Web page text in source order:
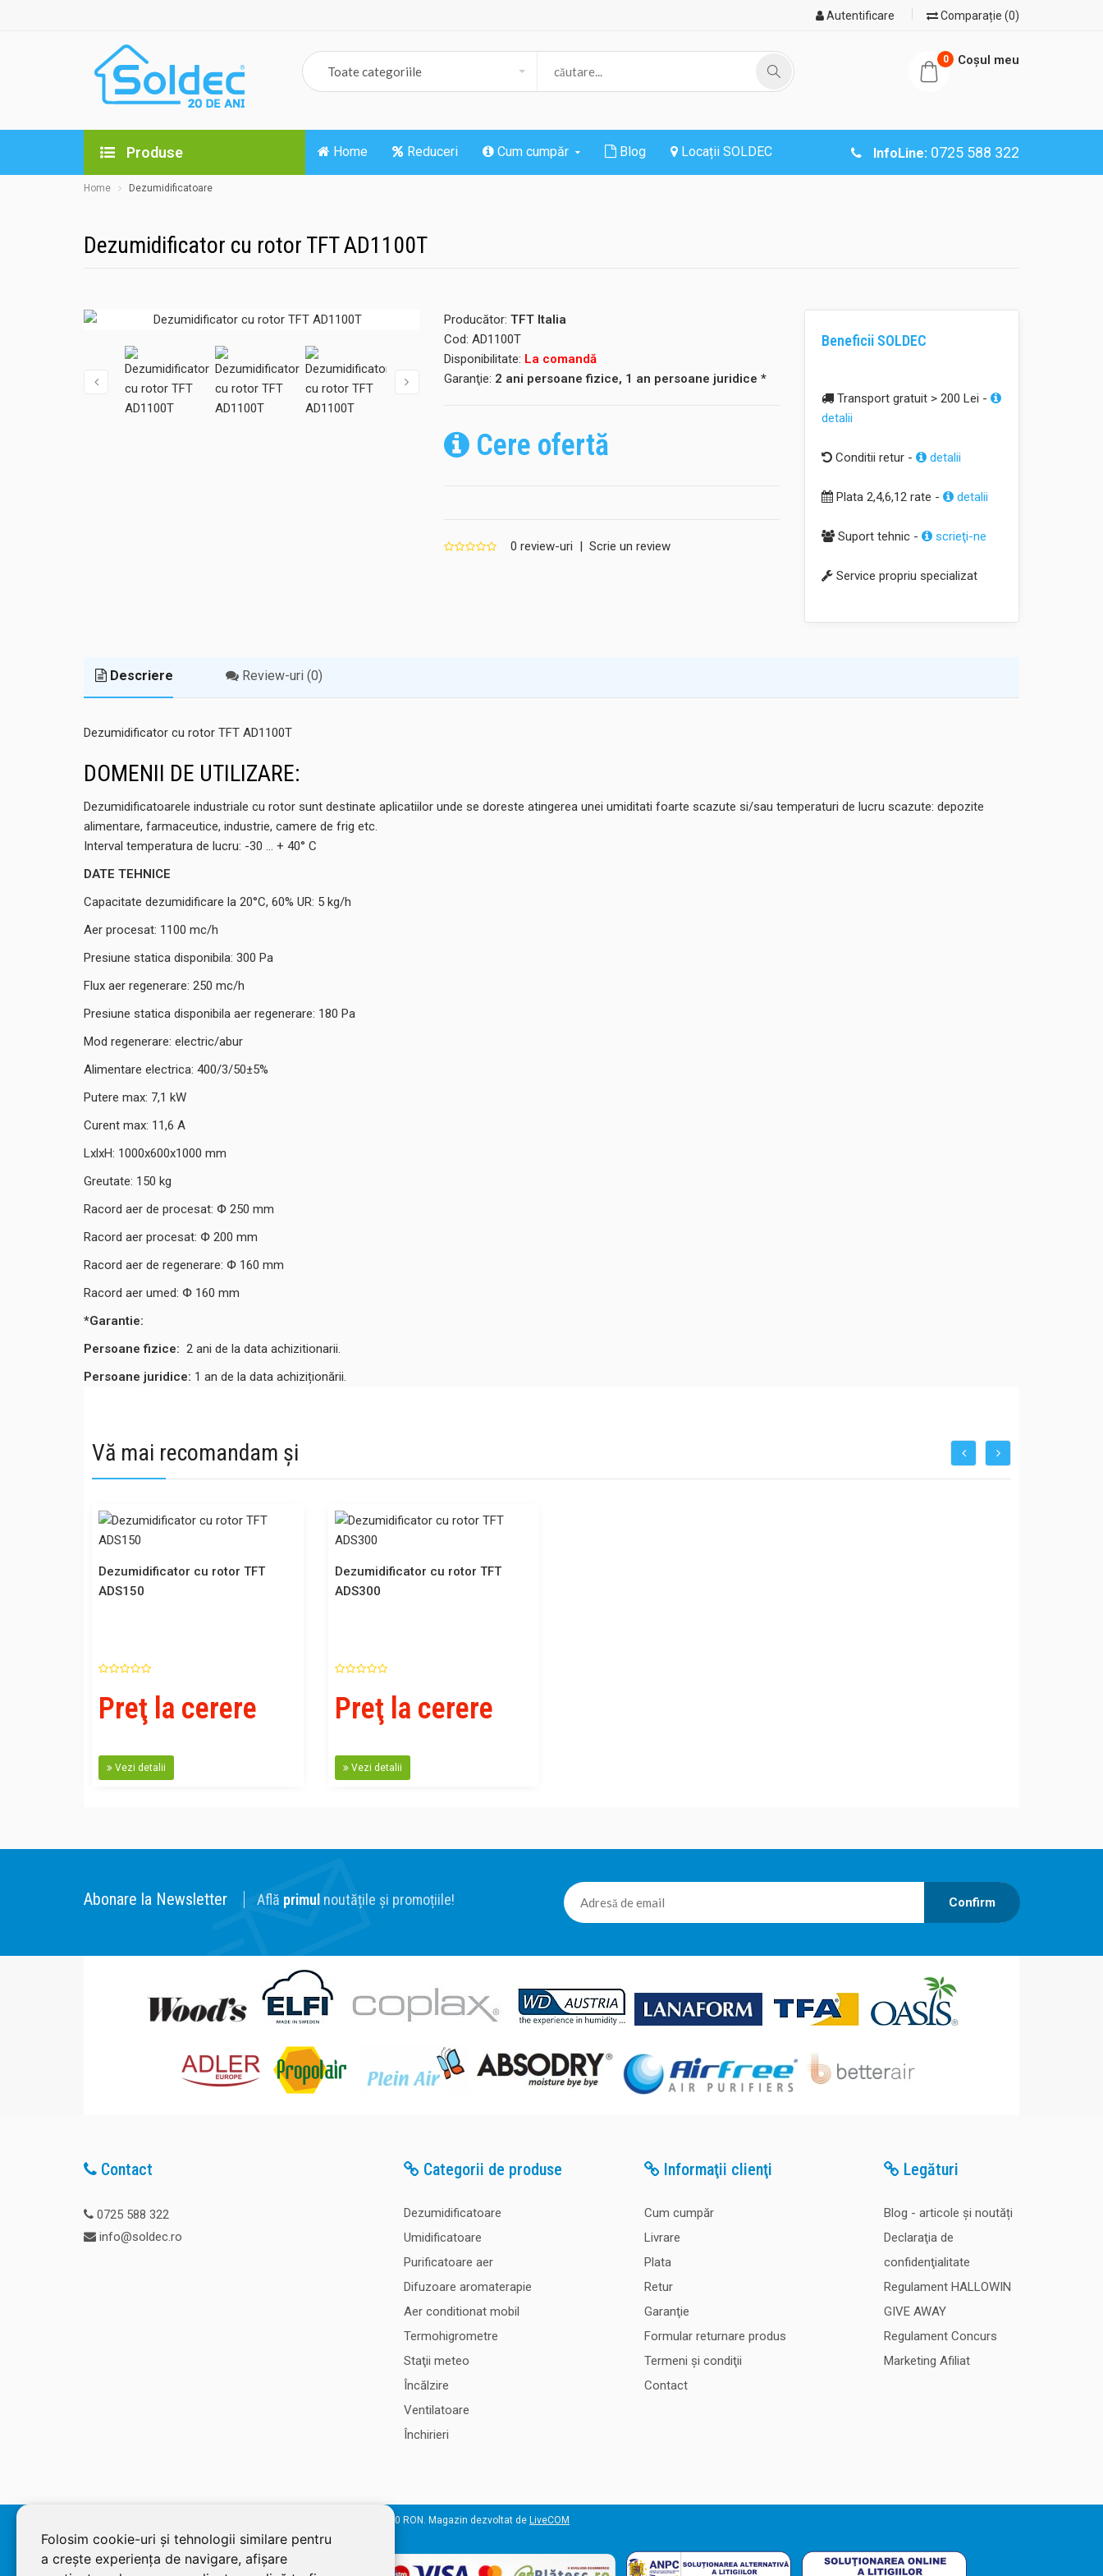
Folosim cookie-uri și tehnologii similare pentru
a crește experiența de navigare, afișare
Autentificare Comparație (0)
0 Coşul meu
Produse Home Reduceri Cum cumpăr Blog InfoLine: 0725 588 322
Locații SOLDEC
Home Dezumidificatoare
Dezumidificator cu rotor TFT AD1100T
Producător: TFT Italia
Cod: AD1100T
Disponibilitate: La comandă
Garanţie: 2 ani persoane fizice, 1 an persoane juridice *
Cere ofertă
0 review-uri | Scrie un review
Beneficii SOLDEC
Transport gratuit > 200 Lei -
detalii
Conditii retur - detalii
Plata 2,4,6,12 rate - detalii
Suport tehnic - scrieţi-ne
Service propriu specializat
Descriere Review-uri (0)
Dezumidificator cu rotor TFT AD1100T
DOMENII DE UTILIZARE:
Dezumidificatoarele industriale cu rotor sunt destinate aplicatiilor unde se doreste atingerea unei umiditati foarte scazute si/sau temperaturi de lucru scazute: depozite
alimentare, farmaceutice, industrie, camere de frig etc.
Interval temperatura de lucru: -30 ... + 40° C
DATE TEHNICE
Capacitate dezumidificare la 20°C, 60% UR: 5 kg/h
Aer procesat: 1100 mc/h
Presiune statica disponibila: 300 Pa
Flux aer regenerare: 250 mc/h
Presiune statica disponibila aer regenerare: 180 Pa
Mod regenerare: electric/abur
Alimentare electrica: 400/3/50±5%
Putere max: 7,1 kW
Curent max: 11,6 A
LxlxH: 1000x600x1000 mm
Greutate: 150 kg
Racord aer de procesat: Փ 250 mm
Racord aer procesat: Փ 200 mm
Racord aer de regenerare: Փ 160 mm
Racord aer umed: Փ 160 mm
*Garantie:
Persoane fizice: 2 ani de la data achizitionarii.
Persoane juridice: 1 an de la data achiziționării.
Vă mai recomandam și
Dezumidificator cu rotor TFT
ADS150
Preţ la cerere
Vezi detalii
Dezumidificator cu rotor TFT
ADS300
Preţ la cerere
Vezi detalii
Abonare la Newsletter Află primul noutățile și promoțiile! Confirm
Contact
0725 588 322
info@soldec.ro
Categorii de produse
Dezumidificatoare
Umidificatoare
Purificatoare aer
Difuzoare aromaterapie
Aer conditionat mobil
Termohigrometre
Staţii meteo
Încălzire
Ventilatoare
Închirieri
Informaţii clienţi
Cum cumpăr
Livrare
Plata
Retur
Garanţie
Formular returnare produs
Termeni şi condiţii
Contact
Legături
Blog - articole și noutăți
Declaraţia de
confidenţialitate
Regulament HALLOWIN
GIVE AWAY
Regulament Concurs
Marketing Afiliat
© 2026 SOLDEC SRL, RO1822625, J12/4355/2005, Cap Social: 50.000 RON. Magazin dezvoltat de LiveCOM